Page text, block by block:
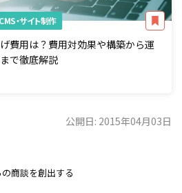
CMS・サイト制作
費用は？費用対効果や構築から運
で徹底解説
公開日: 2015年04月03日
商談を創出する